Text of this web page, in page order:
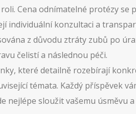
Cena odnímatelné protézy
individuální konzultaci a
z důvodu ztráty zubů po
čelistí a následnou péči.
které detailně rozebírají
témata. Každý příspěvek
nejlépe sloužit vašemu úsměvu